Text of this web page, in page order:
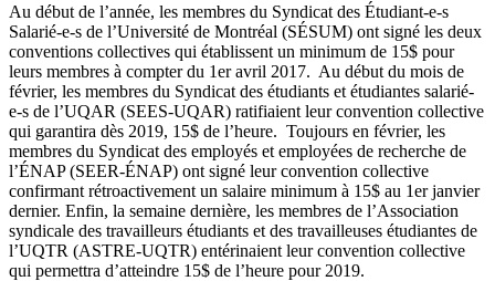
Au début de l’année, les membres du Syndicat des Étudiant-e-s
Salarié-e-s de l’Université de Montréal (SÉSUM) ont signé les deux
conventions collectives qui établissent un minimum de 15$ pour
leurs membres à compter du 1er avril 2017. Au début du mois de
février, les membres du Syndicat des étudiants et étudiantes salarié-
e-s de l’UQAR (SEES-UQAR) ratifiaient leur convention collective
qui garantira dès 2019, 15$ de l’heure. Toujours en février, les
membres du Syndicat des employés et employées de recherche de
l’ÉNAP (SEER-ÉNAP) ont signé leur convention collective
confirmant rétroactivement un salaire minimum à 15$ au 1er janvier
dernier. Enfin, la semaine dernière, les membres de l’Association
syndicale des travailleurs étudiants et des travailleuses étudiantes de
l’UQTR (ASTRE-UQTR) entérinaient leur convention collective
qui permettra d’atteindre 15$ de l’heure pour 2019.